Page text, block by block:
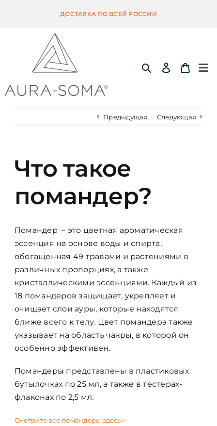
ДОСТАВКА ПО ВСЕЙ РОССИИ
ПОМАНДЕР
КВИНТЭССЕНЦИЯ
ЦВЕТОВАЯ ЭССЕНЦИЯ
АРХАНГЕЛОИД
КОНДИЦИОНЕР
КОСМЕТИКА
УСЛУГИ
Предыдущая Следующая
Что такое
помандер?
Помандер – это цветная ароматическая
эссенция на основе воды и спирта,
обогащенная 49 травами и растениями в
различных пропорциях, а также
кристаллическими эссенциями. Каждый из
18 помандеров защищает, укрепляет и
очищает слои ауры, которые находятся
ближе всего к телу. Цвет помандера также
указывает на область чакры, в которой он
особенно эффективен.
Помандеры представлены в пластиковых
бутылочках по 25 мл, а также в тестерах-
флаконах по 2,5 мл.
Смотрите все помандеры здесь>